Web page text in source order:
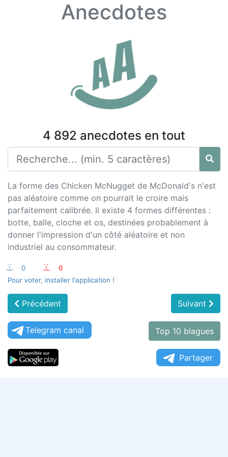
Anecdotes
4 892 anecdotes en tout
La forme des Chicken McNugget de McDonald's n'est
pas aléatoire comme on pourrait le croire mais
parfaitement calibrée. Il existe 4 formes différentes :
botte, balle, cloche et os, destinées probablement à
donner l'impression d'un côté aléatoire et non
industriel au consommateur.
:-) 0 :-(
0
Pour voter, installer l'application !
Précédent Suivant
Telegram canal Top 10 blagues
Partager